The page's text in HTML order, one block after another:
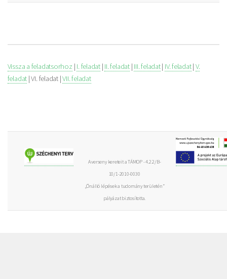
Vissza a feladatsorhoz | I. feladat| II. feladat| III. feladat| IV. feladat| V.
feladat | VI. feladat |VII. feladat
A verseny kereteit a TÁMOP - 4.2.2/B-
10/1-2010-0030
„Önálló lépések a tudomány területén”
pályázat biztosította.